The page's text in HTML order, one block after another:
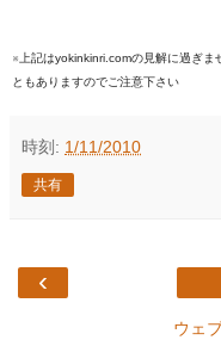
※上記はyokinkinri.comの見解に過ぎま
ともありますのでご注意下さい
時刻: 1/11/2010
共有
‹
ウェ